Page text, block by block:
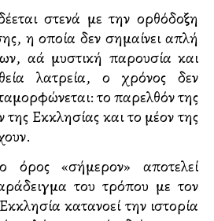
στενά με την ορθόδοξη
η οποία δεν σημαίνει απλή
αλλά μυστική παρουσία και
λατρεία, ο χρόνος δεν
το παρελθόν της
Εκκλησίας και το μέλλον της
όρος «σήμερον» αποτελεί
του τρόπου με τον
κατανοεί την ιστορία